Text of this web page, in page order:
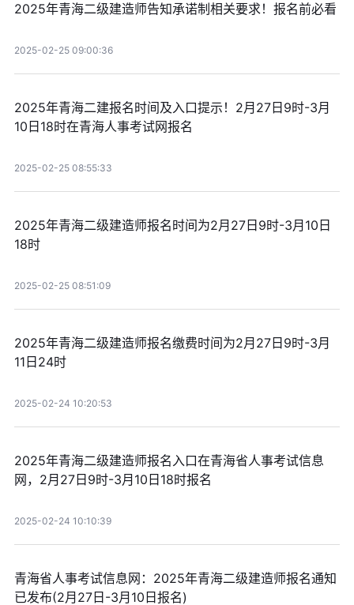
2025年青海二级建造师告知承诺制相关要求！报名前必看
2025-02-25 09:00:36
2025年青海二建报名时间及入口提示！2月27日9时-3月
10日18时在青海人事考试网报名
2025-02-25 08:55:33
2025年青海二级建造师报名时间为2月27日9时-3月10日
18时
2025-02-25 08:51:09
2025年青海二级建造师报名缴费时间为2月27日9时-3月
11日24时
2025-02-24 10:20:53
2025年青海二级建造师报名入口在青海省人事考试信息
网，2月27日9时-3月10日18时报名
2025-02-24 10:10:39
青海省人事考试信息网：2025年青海二级建造师报名通知
已发布(2月27日-3月10日报名)